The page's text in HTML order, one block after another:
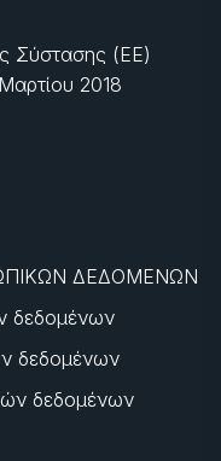
Σύστασης (ΕΕ)
2018
ΔΕΔΟΜΕΝΩΝ
δεδομένων
δεδομένων
δεδομένων